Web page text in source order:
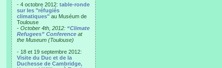
- 4 octobre 2012: table-ronde
sur les "réfugiés
climatiques" au Muséum de
Toulouse
- October 4th, 2012: “Climate
Refugees” Conference at
the Museum (Toulouse)
- 18 et 19 septembre 2012:
Visite du Duc et de la
Duchesse de Cambridge,